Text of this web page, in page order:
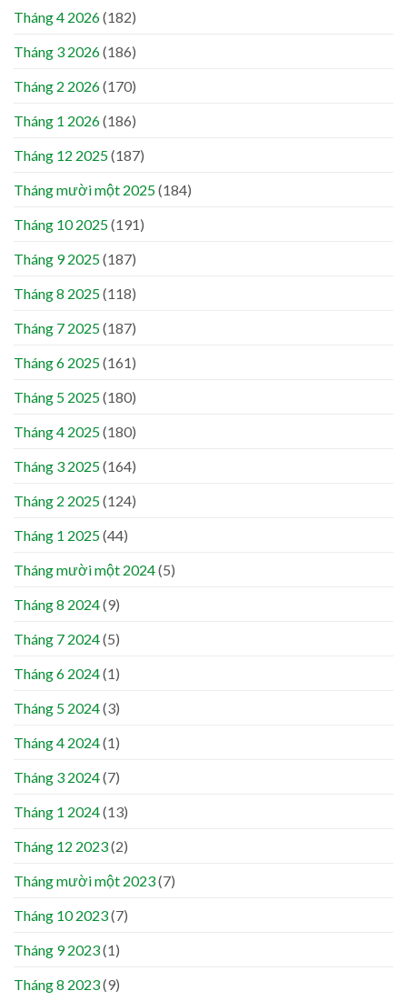
Tháng 4 2026(182)
Tháng 3 2026(186)
Tháng 2 2026(170)
Tháng 1 2026(186)
Tháng 12 2025(187)
Tháng mười một 2025(184)
Tháng 10 2025(191)
Tháng 9 2025(187)
Tháng 8 2025(118)
Tháng 7 2025(187)
Tháng 6 2025(161)
Tháng 5 2025(180)
Tháng 4 2025(180)
Tháng 3 2025(164)
Tháng 2 2025(124)
Tháng 1 2025(44)
Tháng mười một 2024(5)
Tháng 8 2024(9)
Tháng 7 2024(5)
Tháng 6 2024(1)
Tháng 5 2024(3)
Tháng 4 2024(1)
Tháng 3 2024(7)
Tháng 1 2024(13)
Tháng 12 2023(2)
Tháng mười một 2023(7)
Tháng 10 2023(7)
Tháng 9 2023(1)
Tháng 8 2023(9)